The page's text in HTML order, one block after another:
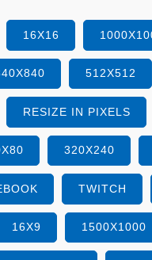
16X16
512X512
RESIZE IN PIXELS
320X240
TWITCH
16X9 1500X1000